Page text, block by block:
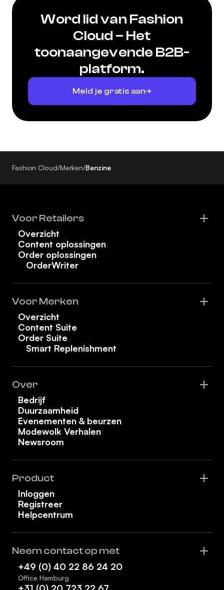
Word lid van Fashion
Cloud – Het
toonaangevende B2B-
platform.
Meld je gratis aan
Fashion Cloud/Merken/Benzine
Voor Retailers
Overzicht
Content oplossingen
Order oplossingen
OrderWriter
Voor Merken
Overzicht
Content Suite
Order Suite
Smart Replenishment
Over
Bedrijf
Duurzaamheid
Evenementen & beurzen
Modewolk Verhalen
Newsroom
Product
Inloggen
Registreer
Helpcentrum
Neem contact op met
+49 (0) 40 22 86 24 20
Office Hamburg